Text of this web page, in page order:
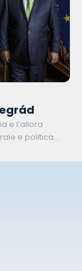
e l’allora
e politica
economico,